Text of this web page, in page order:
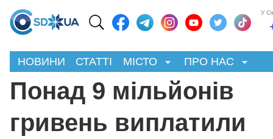
У
НОВИНИ СТАТТІ МІСТО ПРО НАС
Понад 9 мільйонів
гривень виплатили